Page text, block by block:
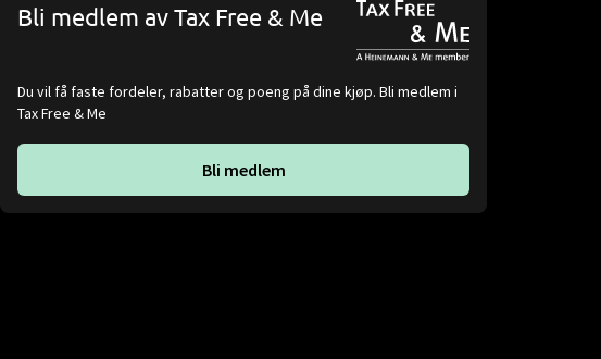
Bli medlem av Tax Free & Me
Du vil få faste fordeler, rabatter og poeng på dine kjøp. Bli medlem i
Tax Free & Me
Bli medlem